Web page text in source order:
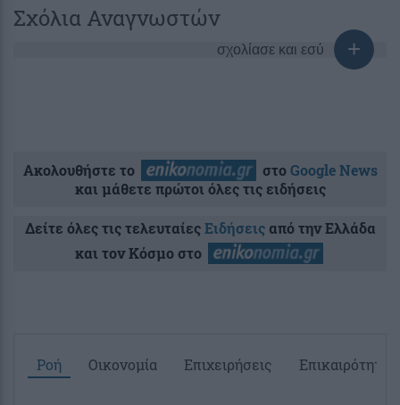
Σχόλια Αναγνωστών
σχολίασε και εσύ
Ακολουθήστε το στοGoogle News
και μάθετε πρώτοι όλες τις ειδήσεις
Δείτε όλες τις τελευταίεςΕιδήσειςαπό την Ελλάδα
και τον Κόσμο στο
Ροή Οικονομία Επιχειρήσεις Επικαιρότητα